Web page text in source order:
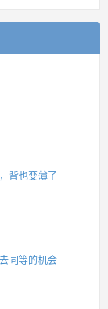
背也变薄了
同等的机会